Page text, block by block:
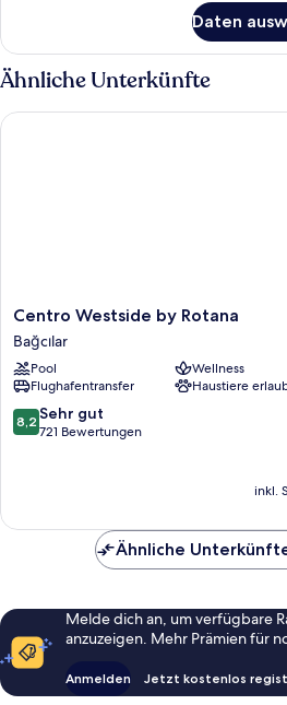
Apartment,
1
Schlafzimmer,
Daten
Ähnliche Unterkünfte
Centro
Westside
by
Rotana
Bağcılar
Centro Westside by Rotana
Bağcılar
Pool
Wellness
Flughafentransfer
Haustiere
8.2
von
Bewertungen
8,2 Sehr gut
721 Bewertungen
inkl.
Centro Westside by Rotana
Ähnliche
Melde dich an, um verfügbare
anzuzeigen. Mehr Prämien für
Anmelden Jetzt kostenlos